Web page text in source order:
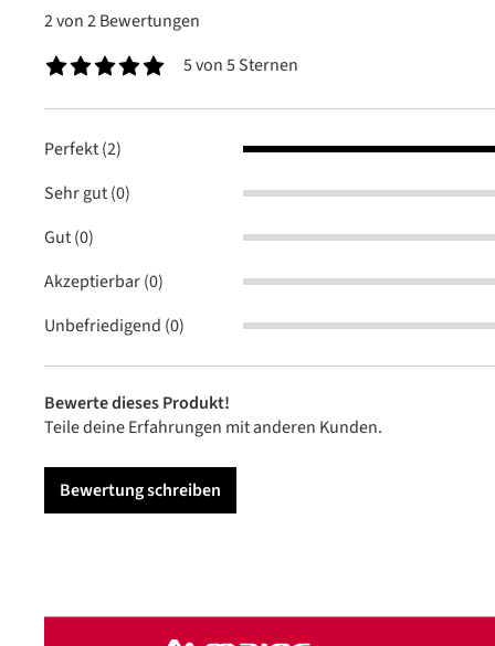
2 von 2 Bewertungen
5 von 5 Sternen
Perfekt (2)
Sehr gut (0)
Gut (0)
Akzeptierbar (0)
Unbefriedigend (0)
Bewerte dieses Produkt!
Teile deine Erfahrungen mit anderen Kunden.
Bewertung schreiben